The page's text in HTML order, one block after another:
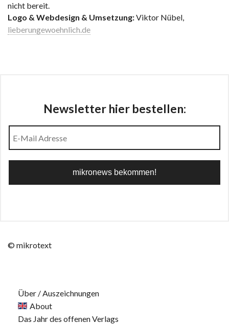
nicht bereit.
Logo & Webdesign & Umsetzung:Viktor Nübel,
lieberungewoehnlich.de
Newsletter hier bestellen:
© mikrotext
Über / Auszeichnungen
About
Das Jahr des offenen Verlags